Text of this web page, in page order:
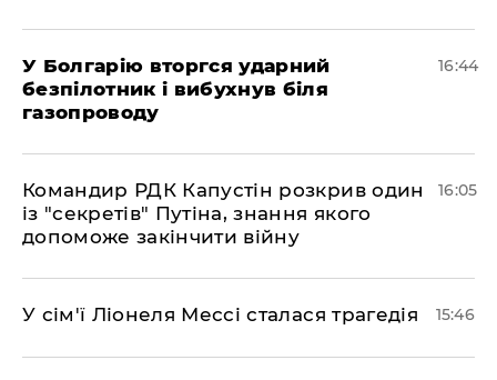
У Болгарію вторгся ударний
безпілотник і вибухнув біля
газопроводу
16:44
Командир РДК Капустін розкрив один
із "секретів" Путіна, знання якого
допоможе закінчити війну
16:05
У сім'ї Ліонеля Мессі сталася трагедія 15:46